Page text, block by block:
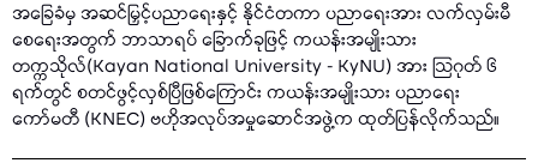
အခြေခံမှ အဆင်မြှင့်ပညာရေးနှင့် နိုင်ငံတကာ ပညာရေးအား လက်လှမ်းမီ
စေရေးအတွက် ဘာသာရပ် ခြောက်ခုဖြင့် ကယန်းအမျိုးသား
တက္ကသိုလ်(Kayan National University - KyNU) အား သြဂုတ် ၆
ရက်တွင် စတင်ဖွင့်လှစ်ပြီဖြစ်ကြောင်း ကယန်းအမျိုးသား ပညာရေး
ကော်မတီ (KNEC) ဗဟိုအလုပ်အမှုဆောင်အဖွဲ့က ထုတ်ပြန်လိုက်သည်။